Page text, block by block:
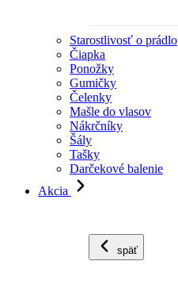
Starostlivosť o prádlo
Čiapka
Ponožky
Gumičky
Čelenky
Mašle do vlasov
Nákrčníky
Šály
Tašky
Darčekové balenie
Akcia
späť